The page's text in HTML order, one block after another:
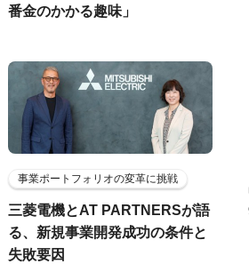
番金のかかる趣味」
事業ポートフォリオの変革に挑戦
三菱電機とAT PARTNERSが語
る、新規事業開発成功の条件と
失敗要因